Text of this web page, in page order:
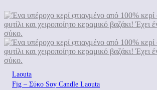
Laouta
Fig – Σύκο Soy Candle Laouta